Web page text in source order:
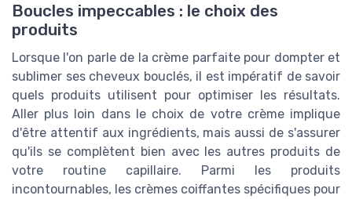
Boucles impeccables : le choix des
produits
Lorsque l'on parle de la crème parfaite pour dompter et
sublimer ses cheveux bouclés, il est impératif de savoir
quels produits utilisent pour optimiser les résultats.
Aller plus loin dans le choix de votre crème implique
d'être attentif aux ingrédients, mais aussi de s'assurer
qu'ils se complètent bien avec les autres produits de
votre routine capillaire. Parmi les produits
incontournables, les crèmes coiffantes spécifiques pour